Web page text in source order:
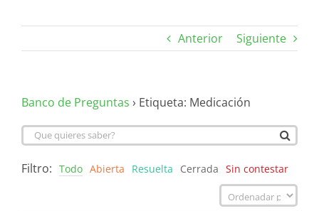
Anterior Siguiente
Banco de Preguntas › Etiqueta: Medicación
Filtro: Todo Abierta Resuelta Cerrada Sin contestar